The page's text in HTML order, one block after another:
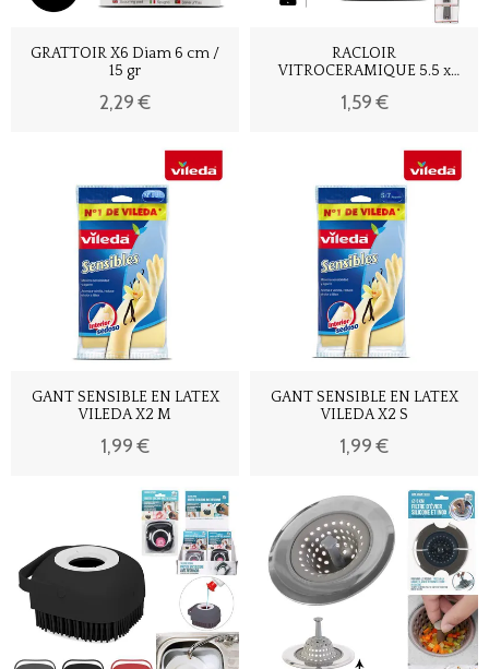
GRATTOIR X6 Diam 6 cm /
15 gr
2,29 €
RACLOIR
VITROCERAMIQUE 5.5 x
1,59 €
GANT SENSIBLE EN LATEX
VILEDA X2 M
1,99 €
GANT SENSIBLE EN LATEX
VILEDA X2 S
1,99 €